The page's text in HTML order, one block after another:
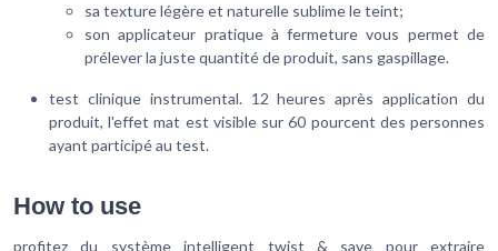
sa texture légère et naturelle sublime le teint;
son applicateur pratique à fermeture vous permet de
prélever la juste quantité de produit, sans gaspillage.
test clinique instrumental. 12 heures après application du
produit, l'effet mat est visible sur 60 pourcent des personnes
ayant participé au test.
How to use
profitez du système intelligent twist & save pour extraire